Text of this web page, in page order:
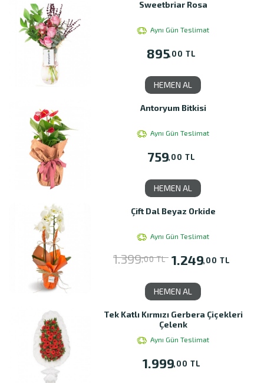
Sweetbriar Rosa
Aynı Gün Teslimat
895,00 TL
HEMEN AL
Antoryum Bitkisi
Aynı Gün Teslimat
759,00 TL
HEMEN AL
Çift Dal Beyaz Orkide
Aynı Gün Teslimat
1.399,00 TL 1.249,00 TL
HEMEN AL
Tek Katlı Kırmızı Gerbera Çiçekleri
Çelenk
Aynı Gün Teslimat
1.999,00 TL